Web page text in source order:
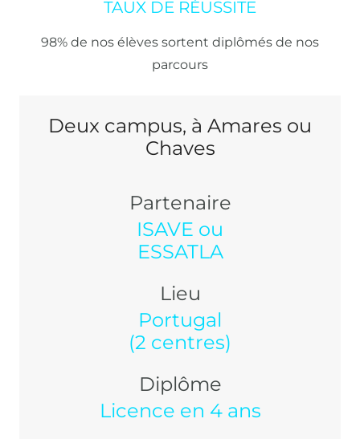
TAUX DE RÉUSSITE
98% de nos élèves sortent diplômés de nos
parcours
Deux campus, à Amares ou
Chaves
Partenaire
ISAVE ou
ESSATLA
Lieu
Portugal
(2 centres)
Diplôme
Licence en 4 ans